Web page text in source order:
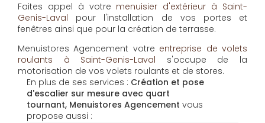
Faites appel à votre menuisier d'extérieur à Saint-
Genis-Laval pour l'installation de vos portes et
fenêtres ainsi que pour la création de terrasse.
Menuistores Agencement votre entreprise de volets
roulants à Saint-Genis-Laval s'occupe de la
motorisation de vos volets roulants et de stores.
En plus de ses services : Création et pose
d'escalier sur mesure avec quart
tournant, Menuistores Agencement vous
propose aussi :